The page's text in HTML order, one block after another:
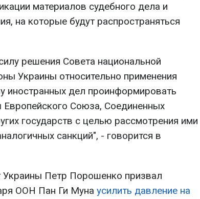
материалов судебного дела и
на которые будут распространяться
решения Совета национальной
Украины относительно применения
иностранных дел проинформировать
Европейского Союза, Соединенных
государств с целью рассмотрения ими
санкций", - говорится в
Украины Петр Порошенко призвал
ООН Пан Ги Муна усилить давление на